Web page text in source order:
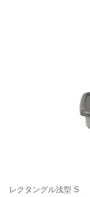
レクタングル浅型 S